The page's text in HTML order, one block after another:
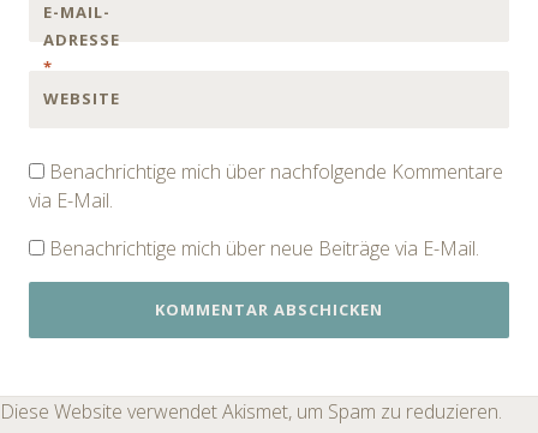
E-MAIL-
ADRESSE
*
WEBSITE
Benachrichtige mich über nachfolgende Kommentare
via E-Mail.
Benachrichtige mich über neue Beiträge via E-Mail.
Diese Website verwendet Akismet, um Spam zu reduzieren.